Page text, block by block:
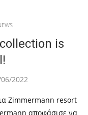
is
2022
Zimmermann resort
αποφάσισε να